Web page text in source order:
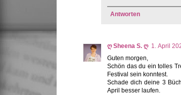
Antworten
ღ Sheena S. ღ 1. April
Guten morgen,
Schön das du ein tolles
Festival sein konntest.
Schade dich deine 3
April besser laufen.